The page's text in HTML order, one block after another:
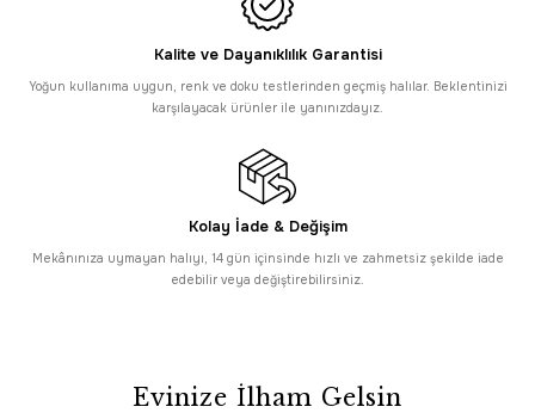
Romans Sembol 2905 Gri Bej Halı Akrilik Modern Çerçeve Desenli Halı
Yeni
Romans
Kalite ve Dayanıklılık Garantisi
Yoğun kullanıma uygun, renk ve doku testlerinden geçmiş halılar. Beklentinizi
karşılayacak ürünler ile yanınızdayız.
Kolay İade & Değişim
Mekânınıza uymayan halıyı, 14 gün içinsinde hızlı ve zahmetsiz şekilde iade
edebilir veya değiştirebilirsiniz.
Evinize İlham Gelsin